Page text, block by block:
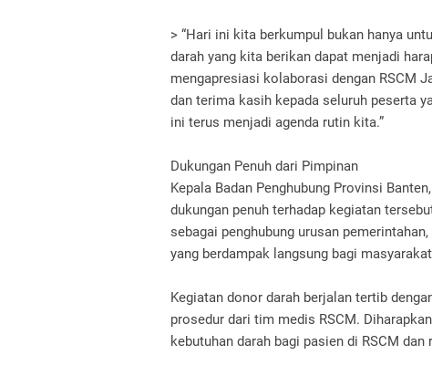
> “Hari ini kita berkumpul bukan hanya
darah yang kita berikan dapat menjadi
mengapresiasi kolaborasi dengan RSCM
dan terima kasih kepada seluruh peserta
ini terus menjadi agenda rutin kita.”
Dukungan Penuh dari Pimpinan
Kepala Badan Penghubung Provinsi
dukungan penuh terhadap kegiatan
sebagai penghubung urusan
yang berdampak langsung bagi
Kegiatan donor darah berjalan tertib
prosedur dari tim medis RSCM.
kebutuhan darah bagi pasien di RSCM